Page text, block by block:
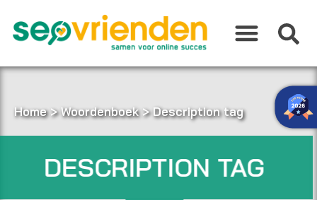
naar
inhoud
Home>Woordenboek>Description tag
DESCRIPTION TAG